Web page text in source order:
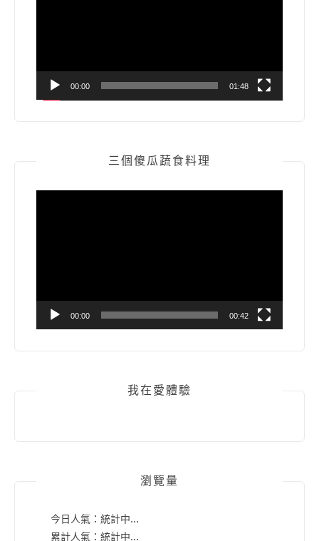
00:00 01:48
三個傻瓜蔬食料理
00:00 00:42
我在愛體驗
瀏覽量
今日人氣： 統計中...
累計人氣： 統計中...